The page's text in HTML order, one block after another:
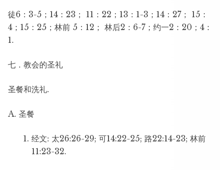
徒6：3-5；14：23； 11：22；13：1-3；14：27； 15：
4；15：25；林前 5：12； 林后2：6-7；约一2：20；4：
1.
七．教会的圣礼
圣餐和洗礼.
A. 圣餐
经文: 太26:26-29; 可14:22-25; 路22:14-23; 林前
11:23-32.